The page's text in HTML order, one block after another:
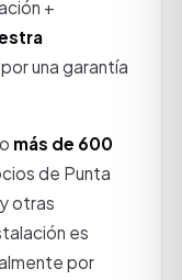
+
una garantía
más de 600
de Punta
otras
es
por